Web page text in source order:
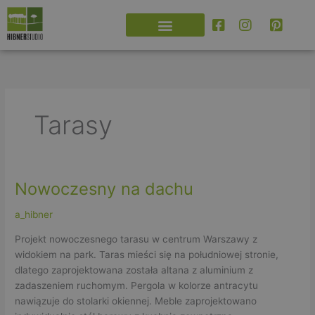
Przejdź
do
treści
Tarasy
Nowoczesny na dachu
a_hibner
Projekt nowoczesnego tarasu w centrum Warszawy z
widokiem na park. Taras mieści się na południowej stronie,
dlatego zaprojektowana została altana z aluminium z
zadaszeniem ruchomym. Pergola w kolorze antracytu
nawiązuje do stolarki okiennej. Meble zaprojektowano
Nowoczesny
dachu